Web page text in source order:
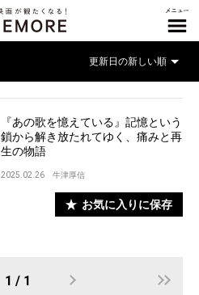
『あの歌を憶えている』記憶という
鎖から解き放たれてゆく、痛みと再
生の物語
2025.02.26 牛津厚信
お気に入りに保存
1 / 1